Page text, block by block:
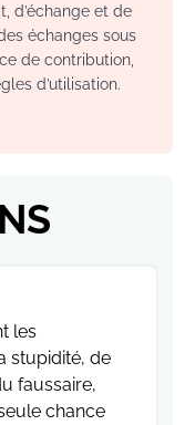
d’échange et de
échanges sous
de contribution,
d’utilisation.
les
stupidité, de
faussaire,
chance